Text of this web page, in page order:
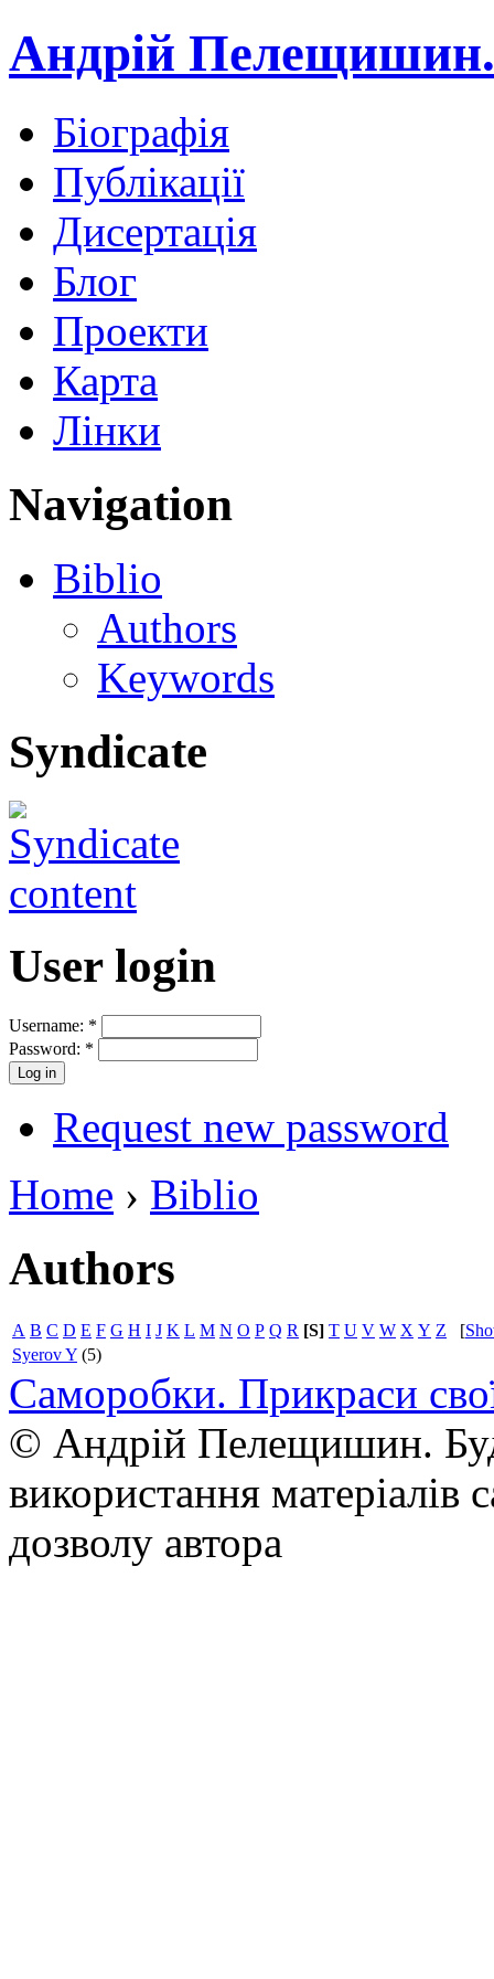
Андрій
Біографія
Публікації
Дисертація
Блог
Проекти
Карта
Лінки
Navigation
Biblio
Authors
Keywords
Syndicate
User login
Username: *
Password: *
Request new password
Home › Biblio
Authors
A B C D E F G H I J K L M N O P Q R [S] T U V W X Y Z [
Syerov Y (5)
Саморобки. Прикраси
© Андрій Пелещишин.
використання матеріалів
дозволу автора